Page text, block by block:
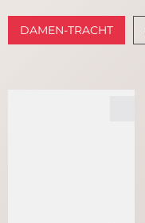
DAMEN-TRACHT